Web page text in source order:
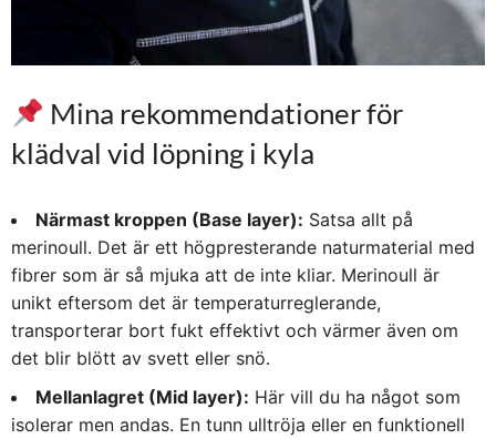
Mina rekommendationer för
klädval vid löpning i kyla
Närmast kroppen (Base layer): Satsa allt på
merinoull. Det är ett högpresterande naturmaterial med
fibrer som är så mjuka att de inte kliar. Merinoull är
unikt eftersom det är temperaturreglerande,
transporterar bort fukt effektivt och värmer även om
det blir blött av svett eller snö.
Mellanlagret (Mid layer): Här vill du ha något som
isolerar men andas. En tunn ulltröja eller en funktionell